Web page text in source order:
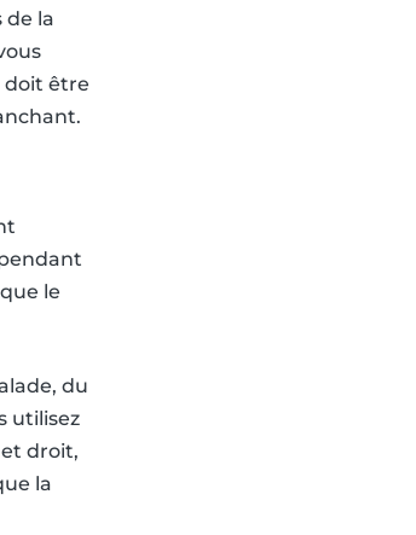
de la
doit être
le
du
utilisez
droit,
la